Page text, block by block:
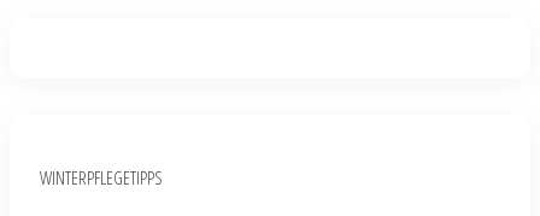
WINTERPFLEGETIPPS